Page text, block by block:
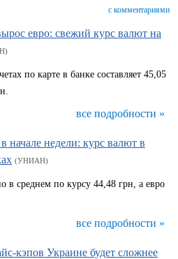
с комментариями
евро: свежий курс валют на
по карте в банке составляет 45,05
все подробности »
начале недели: курс валют в
(УНИАН)
в среднем по курсу 44,48 грн, а евро
все подробности »
кэпов Украине будет сложнее